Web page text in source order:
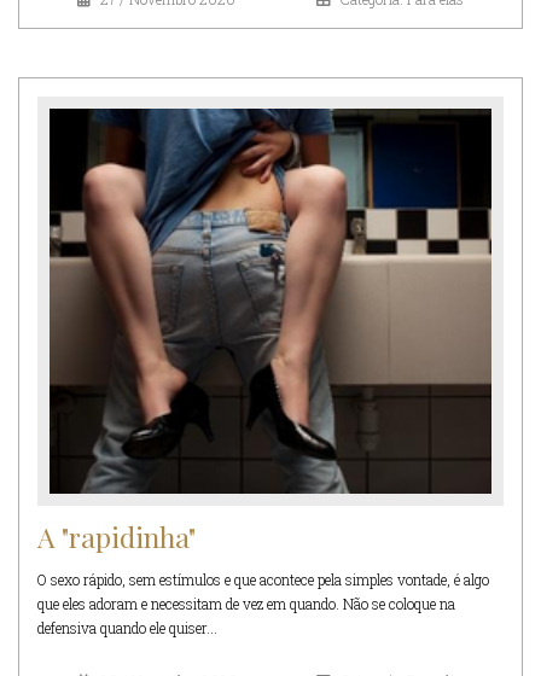
A "rapidinha"
O sexo rápido, sem estímulos e que acontece pela simples vontade, é algo
que eles adoram e necessitam de vez em quando. Não se coloque na
defensiva quando ele quiser...